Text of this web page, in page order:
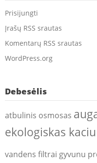
Prisijungti
Įrašų RSS srautas
Komentarų RSS srautas
WordPress.org
Debesėlis
atbulinis osmosas
ekologiskas
vandens filtrai gyvunu